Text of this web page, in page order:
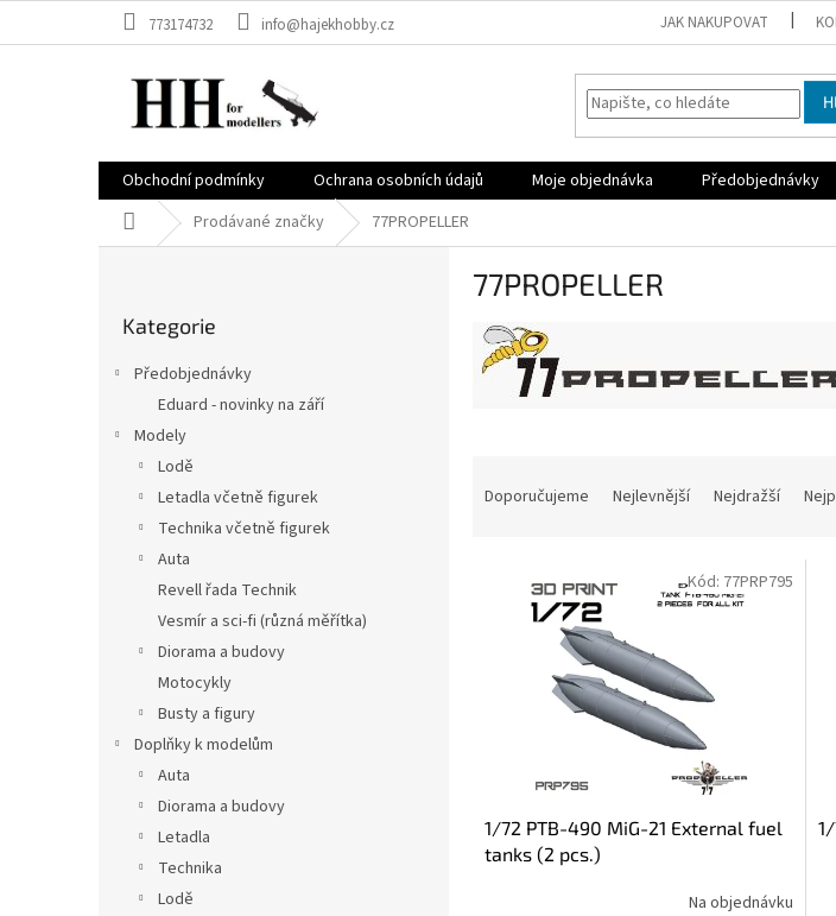
773174732 info@hajekhobby.cz JAK NAKUPOVAT
Obchodní podmínky Ochrana osobních údajů Moje objednávka Předobjednávky
Domů Prodávané značky 77PROPELLER
kategorie
Kategorie
Předobjednávky
Eduard - novinky na září
Modely
Lodě
Letadla včetně figurek
Technika včetně figurek
Auta
Revell řada Technik
Vesmír a sci-fi (různá měřítka)
Diorama a budovy
Motocykly
Busty a figury
Doplňky k modelům
Auta
Diorama a budovy
Letadla
Technika
Lodě
77PROPELLER
Doporučujeme Nejlevnější Nejdražší
1/72 PTB-490 MiG-21 External fuel
tanks (2 pcs.)
Na objednávku
Kód: 77PRP795